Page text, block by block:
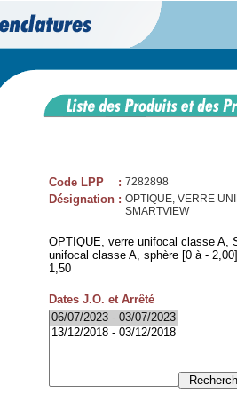
Code LPP : 7282898
Désignation : OPTIQUE, VERRE
SMARTVIEW
OPTIQUE, verre unifocal classe A,
unifocal classe A, sphère [0 à -
1,50
Dates J.O. et Arrêté